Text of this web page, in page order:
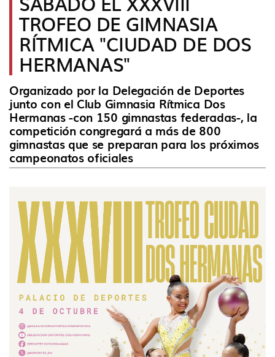
idioma
TROFEO DE GIMNASIA
RÍTMICA "CIUDAD DE DOS
HERMANAS"
Organizado por la Delegación de Deportes
junto con el Club Gimnasia Rítmica Dos
Hermanas -con 150 gimnastas federadas-, la
competición congregará a más de 800
gimnastas que se preparan para los próximos
campeonatos oficiales